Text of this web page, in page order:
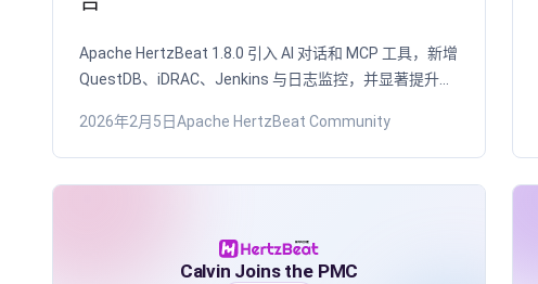
Apache HertzBeat 1.8.0 引入 AI 对话和 MCP 工具，新增
QuestDB、iDRAC、Jenkins 与日志监控，并显著提升性
2026年2月5日Apache HertzBeat Community
Calvin Joins the PMC